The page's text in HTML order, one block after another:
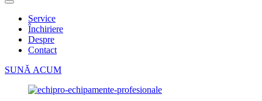
Service
Închiriere
Despre
Contact
SUNĂ ACUM